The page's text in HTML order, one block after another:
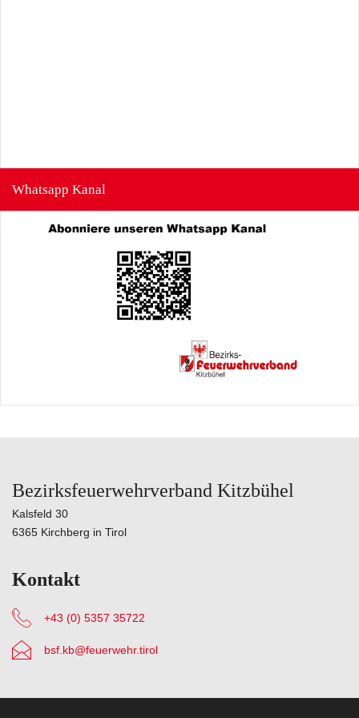
Whatsapp Kanal
Bezirksfeuerwehrverband Kitzbühel
Kalsfeld 30
6365 Kirchberg in Tirol
Kontakt
+43 (0) 5357 35722
bsf.kb@feuerwehr.tirol